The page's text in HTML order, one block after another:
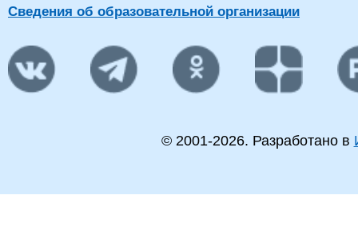
Сведения об образовательной организации
© 2001-2026. Разработано в